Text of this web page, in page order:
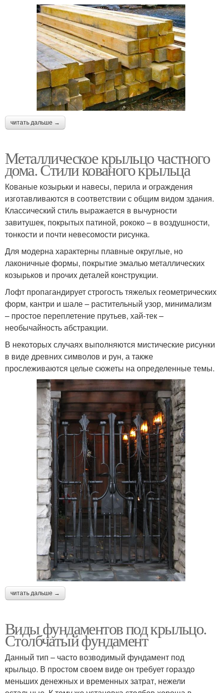
читать дальше →
Металлическое крыльцо частного
дома. Стили кованого крыльца
Кованые козырьки и навесы, перила и ограждения
изготавливаются в соответствии с общим видом здания.
Классический стиль выражается в вычурности
завитушек, покрытых патиной, рококо – в воздушности,
тонкости и почти невесомости рисунка.
Для модерна характерны плавные округлые, но
лаконичные формы, покрытие эмалью металлических
козырьков и прочих деталей конструкции.
Лофт пропагандирует строгость тяжелых геометрических
форм, кантри и шале – растительный узор, минимализм
– простое переплетение прутьев, хай-тек –
необычайность абстракции.
В некоторых случаях выполняются мистические рисунки
в виде древних символов и рун, а также
прослеживаются целые сюжеты на определенные темы.
читать дальше →
Виды фундаментов под крыльцо.
Столбчатый фундамент
Данный тип – часто возводимый фундамент под
крыльцо. В простом своем виде он требует гораздо
меньших денежных и временных затрат, нежели